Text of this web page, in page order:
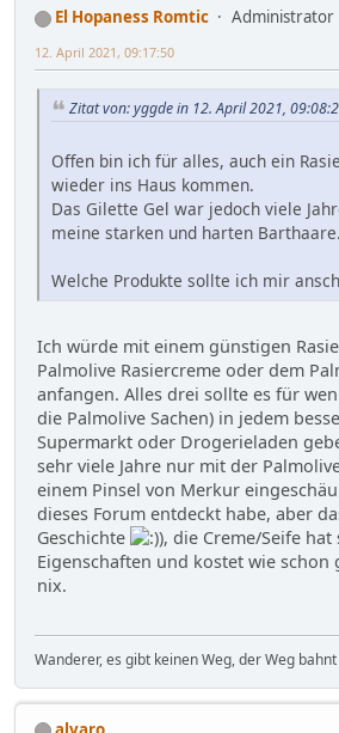
El Hopaness Romtic
Administrator
12. April 2021, 09:17:50
Zitat von: yggde in 12. April 2021,
Offen bin ich für alles, auch ein
wieder ins Haus kommen.
Das Gilette Gel war jedoch viele
meine starken und harten Barthaare.
Welche Produkte sollte ich mir
Ich würde mit einem günstigen
Palmolive Rasiercreme oder dem
anfangen. Alles drei sollte es für
die Palmolive Sachen) in jedem
Supermarkt oder Drogerieladen
sehr viele Jahre nur mit der
einem Pinsel von Merkur
dieses Forum entdeckt habe, aber
Geschichte
), die Creme/Seife
Eigenschaften und kostet wie schon
nix.
Wanderer, es gibt keinen Weg, der Weg